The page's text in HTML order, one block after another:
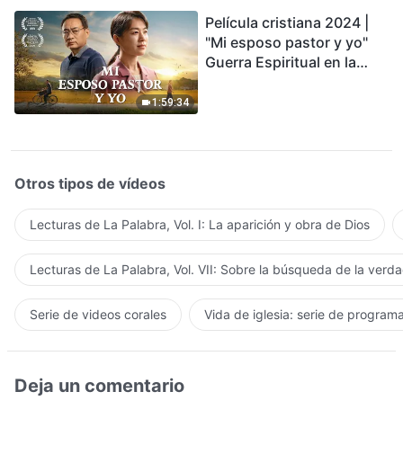
1:59:34
Película cristiana 2024 |
"Mi esposo pastor y yo"
Guerra Espiritual en la
Otros tipos de vídeos
Lecturas de La Palabra, Vol. I: La aparición y obra de Dios
Lecturas de La Palabra, Vol. VII: Sobre la búsqueda de la
Serie de videos corales Vida de iglesia: serie de
Deja un comentario